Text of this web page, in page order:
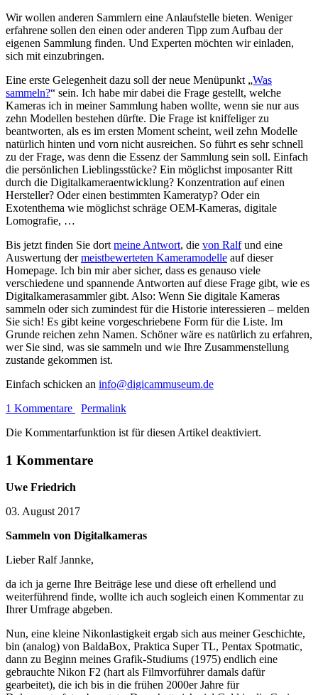
Wir wollen anderen Sammlern eine Anlaufstelle bieten. Weniger
erfahrene sollen den einen oder anderen Tipp zum Aufbau der
eigenen Sammlung finden. Und Experten möchten wir einladen,
sich mit einzubringen.
Eine erste Gelegenheit dazu soll der neue Menüpunkt „Was
sammeln?“ sein. Ich habe mir dabei die Frage gestellt, welche
Kameras ich in meiner Sammlung haben wollte, wenn sie nur aus
zehn Modellen bestehen dürfte. Die Frage ist kniffeliger zu
beantworten, als es im ersten Moment scheint, weil zehn Modelle
natürlich hinten und vorn nicht ausreichen. So führt es sehr schnell
zu der Frage, was denn die Essenz der Sammlung sein soll. Einfach
die persönlichen Lieblingsstücke? Ein möglichst imposanter Ritt
durch die Digitalkameraentwicklung? Konzentration auf einen
Hersteller? Oder einen bestimmten Kameratyp? Oder ein
Exotenthema wie möglichst schräge OEM-Kameras, digitale
Lomografie, …
Bis jetzt finden Sie dort meine Antwort, die von Ralfund eine
Auswertung dermeistbewerteten Kameramodelle auf dieser
Homepage. Ich bin mir aber sicher, dass es genauso viele
verschiedene und spannende Antworten auf diese Frage gibt, wie es
Digitalkamerasammler gibt. Also: Wenn Sie digitale Kameras
sammeln oder sich zumindest für die Historie interessieren – melden
Sie sich! Es gibt keine vorgeschriebene Form für die Liste. Im
Grunde reichen zehn Namen. Schöner wäre es natürlich zu erfahren,
wer Sie sind, was sie sammeln und wie Ihre Zusammenstellung
zustande gekommen ist.
Einfach schicken an info@digicammuseum.de
1 Kommentare
Permalink
Die Kommentarfunktion ist für diesen Artikel deaktiviert.
1 Kommentare
Uwe Friedrich
03. August 2017
Sammeln von Digitalkameras
Lieber Ralf Jannke,
da ich ja gerne Ihre Beiträge lese und diese oft erhellend und
weiterführend finde, wollte ich auch sogleich einen Kommentar zu
Ihrer Umfrage abgeben.
Nun, eine kleine Nikonlastigkeit ergab sich aus meiner Geschichte,
bin (analog) von BaldaBox, Praktica Super TL, Pentax Spotmatic,
dann zu Beginn meines Grafik-Studiums (1975) endlich eine
gebrauchte Nikon F2 (hart als Filmvorführer damals dafür
gearbeitet), die ich bis in die frühen 2000er Jahre für